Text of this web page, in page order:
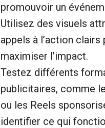
promouvoir un
Utilisez des visuels
appels à l’action clairs
maximiser l’impact.
Testez différents
publicitaires, comme
ou les Reels
identifier ce qui